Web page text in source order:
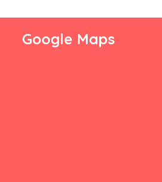
Google Maps